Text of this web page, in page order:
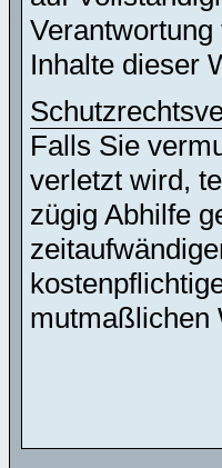
Inhalte dieser
Falls Sie
verletzt wird,
zügig Abhilfe
mutmaßlichen